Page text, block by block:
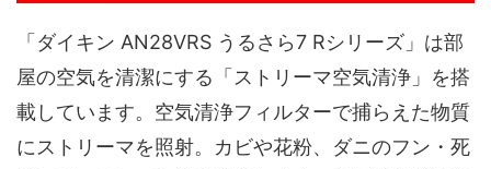
「ダイキン AN28VRS うるさら7 Rシリーズ」は部
屋の空気を清潔にする「ストリーマ空気清浄」を搭
載しています。空気清浄フィルターで捕らえた物質
にストリーマを照射。カビや花粉、ダニのフン・死